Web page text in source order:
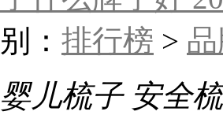
： 排行榜 >
婴儿梳子 安全